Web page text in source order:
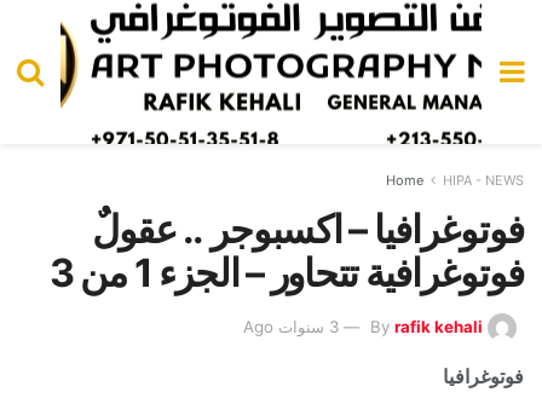
Home HIPA - NEWS
فوتوغرافيا – اكسبوجر .. عقولٌ
فوتوغرافية تتحاور – الجزء 1 من 3
By rafik kehali 3 سنوات Ago
فوتوغرافيا